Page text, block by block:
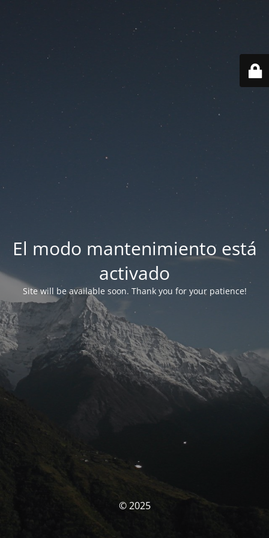
El modo mantenimiento está
activado
Site will be available soon. Thank you for your patience!
© 2025